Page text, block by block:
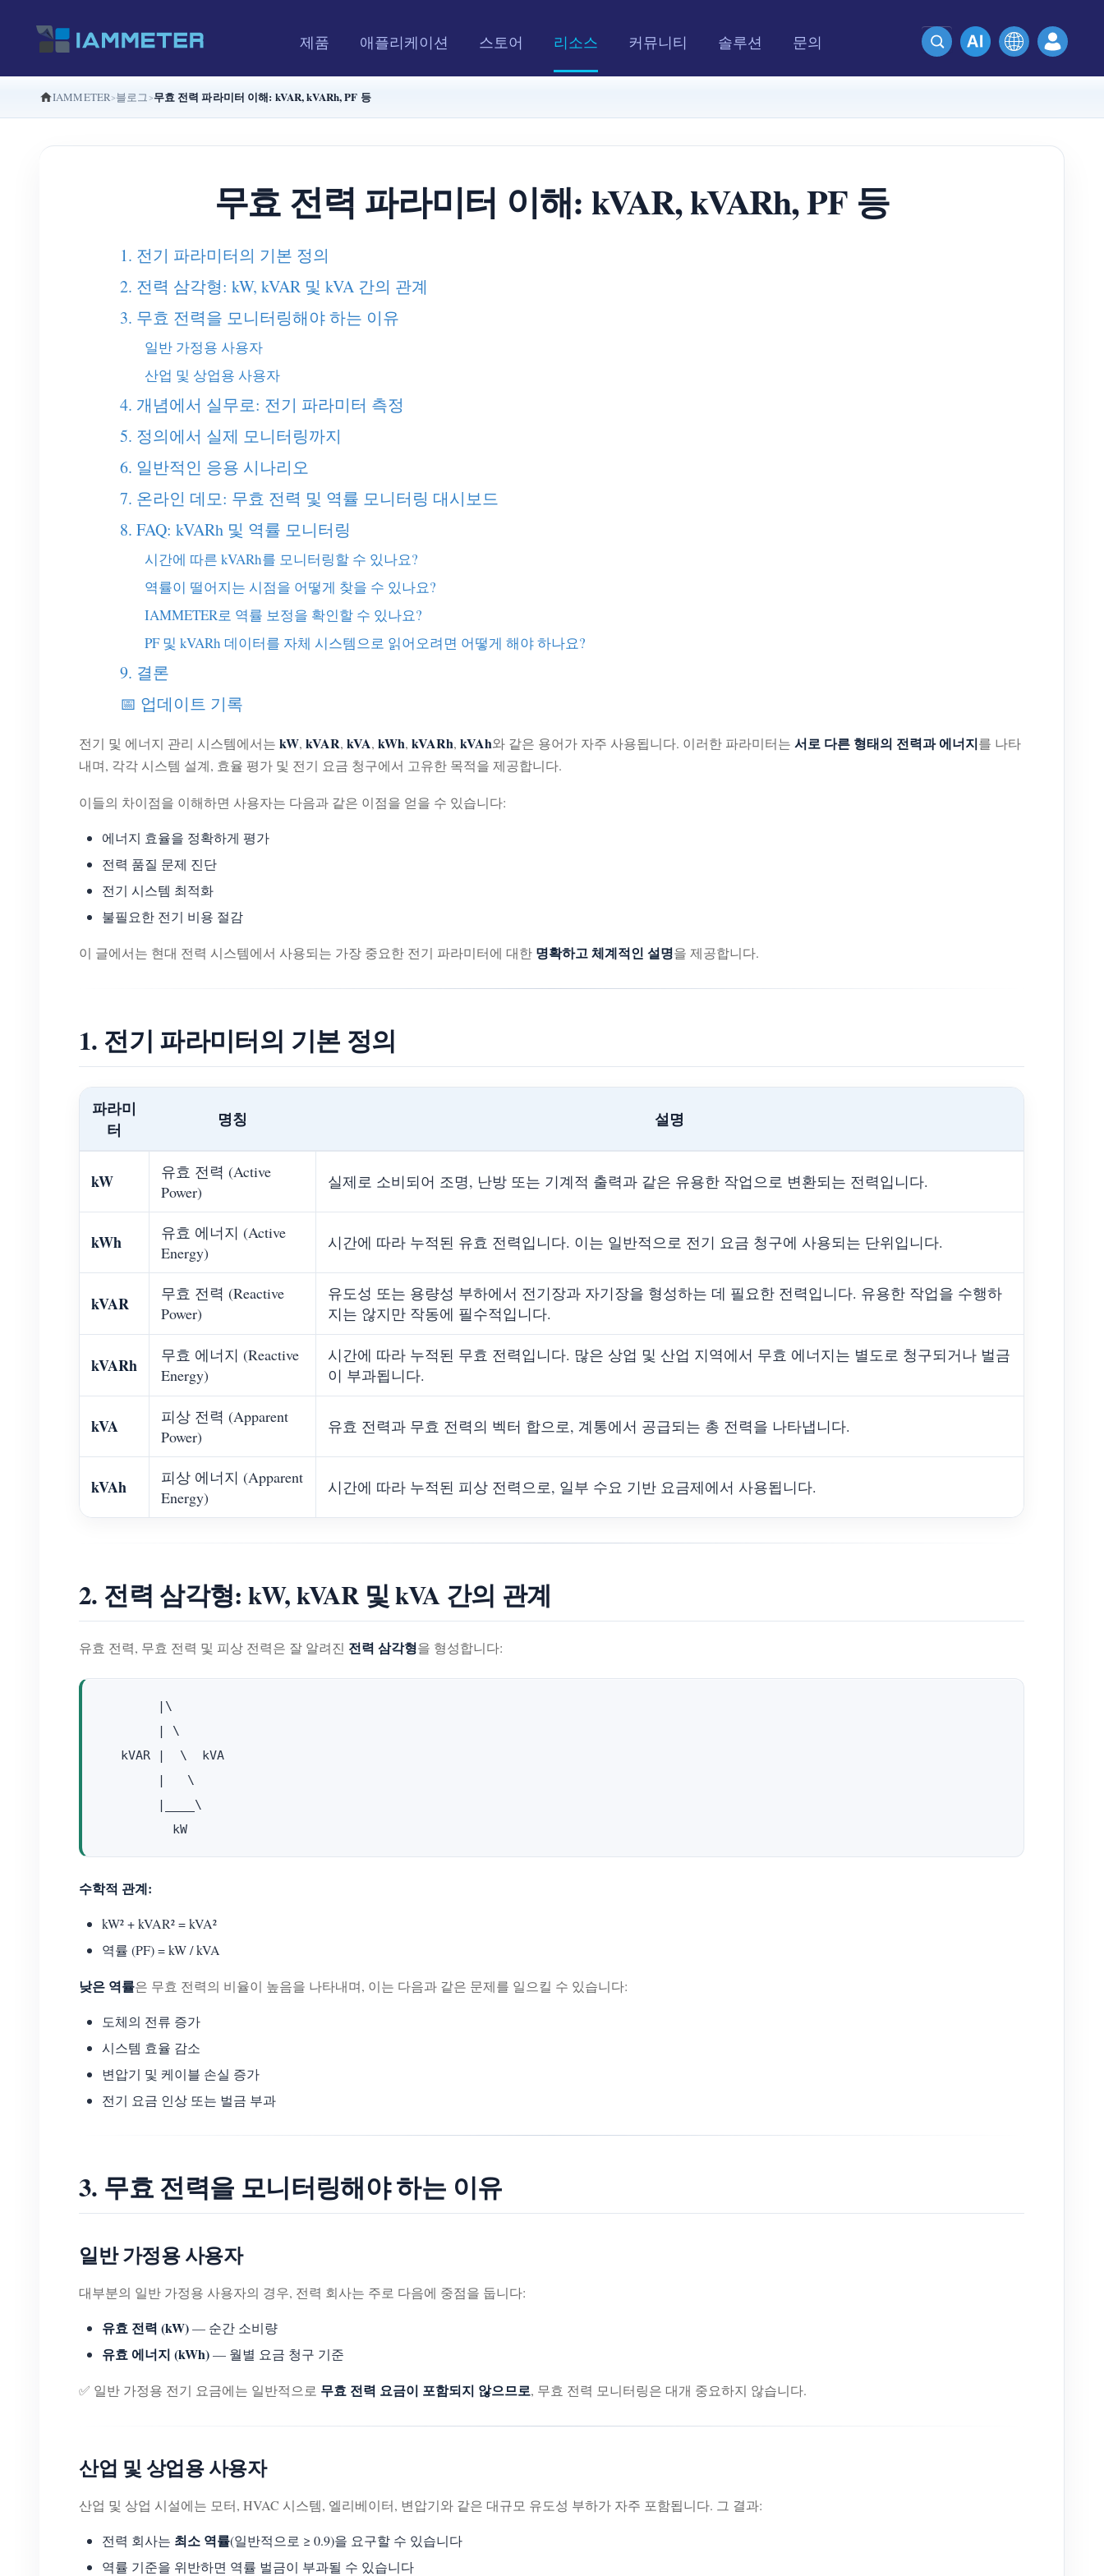
제품 애플리케이션 스토어 리소스 커뮤니티 솔루션 문의
IAMMETER 블로그 무효 전력 파라미터 이해: kVAR, kVARh, PF 등
무효 전력 파라미터 이해: kVAR, kVARh, PF 등
1. 전기 파라미터의 기본 정의
2. 전력 삼각형: kW, kVAR 및 kVA 간의 관계
3. 무효 전력을 모니터링해야 하는 이유
일반 가정용 사용자
산업 및 상업용 사용자
4. 개념에서 실무로: 전기 파라미터 측정
5. 정의에서 실제 모니터링까지
6. 일반적인 응용 시나리오
7. 온라인 데모: 무효 전력 및 역률 모니터링 대시보드
8. FAQ: kVARh 및 역률 모니터링
시간에 따른 kVARh를 모니터링할 수 있나요?
역률이 떨어지는 시점을 어떻게 찾을 수 있나요?
IAMMETER로 역률 보정을 확인할 수 있나요?
PF 및 kVARh 데이터를 자체 시스템으로 읽어오려면 어떻게 해야 하나요?
9. 결론
📅 업데이트 기록
전기 및 에너지 관리 시스템에서는 kW, kVAR, kVA, kWh, kVARh, kVAh와 같은 용어가 자주 사용됩니다. 이러한 파라미터는 서로 다른 형태의 전력과 에너지를 나타
내며, 각각 시스템 설계, 효율 평가 및 전기 요금 청구에서 고유한 목적을 제공합니다.
이들의 차이점을 이해하면 사용자는 다음과 같은 이점을 얻을 수 있습니다:
에너지 효율을 정확하게 평가
전력 품질 문제 진단
전기 시스템 최적화
불필요한 전기 비용 절감
이 글에서는 현대 전력 시스템에서 사용되는 가장 중요한 전기 파라미터에 대한 명확하고 체계적인 설명을 제공합니다.
1. 전기 파라미터의 기본 정의
파라미
터
명칭 설명
kW
유효 전력 (Active
Power)
실제로 소비되어 조명, 난방 또는 기계적 출력과 같은 유용한 작업으로 변환되는 전력입니다.
kWh
유효 에너지 (Active
Energy)
시간에 따라 누적된 유효 전력입니다. 이는 일반적으로 전기 요금 청구에 사용되는 단위입니다.
kVAR
무효 전력 (Reactive
Power)
유도성 또는 용량성 부하에서 전기장과 자기장을 형성하는 데 필요한 전력입니다. 유용한 작업을 수행하
지는 않지만 작동에 필수적입니다.
kVARh
무효 에너지 (Reactive
Energy)
시간에 따라 누적된 무효 전력입니다. 많은 상업 및 산업 지역에서 무효 에너지는 별도로 청구되거나 벌금
이 부과됩니다.
kVA
피상 전력 (Apparent
Power)
유효 전력과 무효 전력의 벡터 합으로, 계통에서 공급되는 총 전력을 나타냅니다.
kVAh
피상 에너지 (Apparent
Energy)
시간에 따라 누적된 피상 전력으로, 일부 수요 기반 요금제에서 사용됩니다.
2. 전력 삼각형: kW, kVAR 및 kVA 간의 관계
유효 전력, 무효 전력 및 피상 전력은 잘 알려진 전력 삼각형을 형성합니다:
        |\
        | \
   kVAR |  \  kVA
        |   \
        |____\
수학적 관계:
kW² + kVAR² = kVA²
역률 (PF) = kW / kVA
낮은 역률은 무효 전력의 비율이 높음을 나타내며, 이는 다음과 같은 문제를 일으킬 수 있습니다:
도체의 전류 증가
시스템 효율 감소
변압기 및 케이블 손실 증가
전기 요금 인상 또는 벌금 부과
3. 무효 전력을 모니터링해야 하는 이유
일반 가정용 사용자
대부분의 일반 가정용 사용자의 경우, 전력 회사는 주로 다음에 중점을 둡니다:
유효 전력 (kW)— 순간 소비량
유효 에너지 (kWh)— 월별 요금 청구 기준
✅ 일반 가정용 전기 요금에는 일반적으로 무효 전력 요금이 포함되지 않으므로, 무효 전력 모니터링은 대개 중요하지 않습니다.
산업 및 상업용 사용자
산업 및 상업 시설에는 모터, HVAC 시스템, 엘리베이터, 변압기와 같은 대규모 유도성 부하가 자주 포함됩니다. 그 결과:
전력 회사는 최소 역률(일반적으로 ≥ 0.9)을 요구할 수 있습니다
역률 기준을 위반하면 역률 벌금이 부과될 수 있습니다